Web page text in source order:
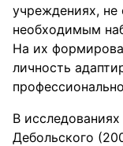
учреждениях, не
необходимым
На их
личность
В
Дебольского